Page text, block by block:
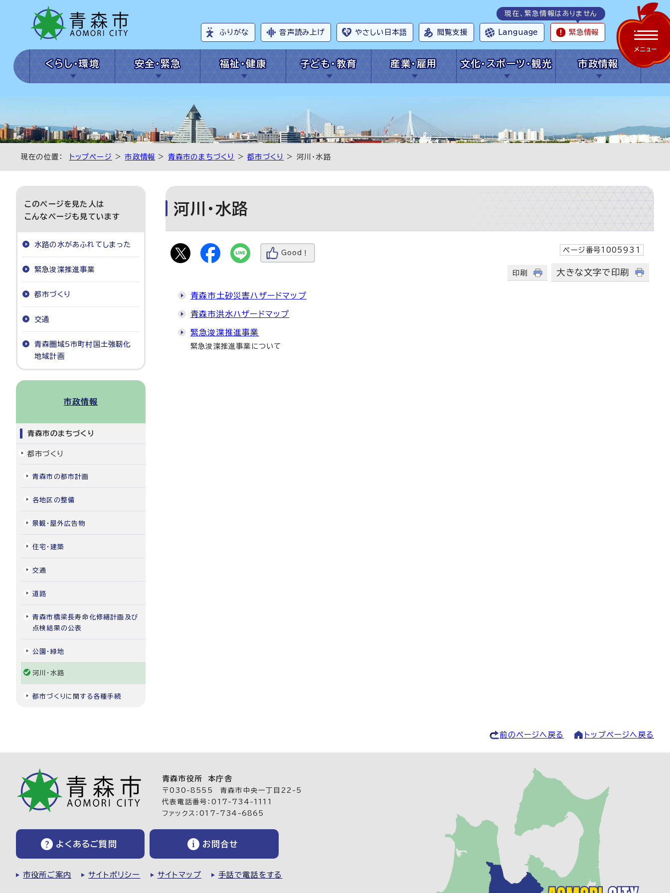
現在、緊急情報はありません
ふりがな 音声読み上げ やさしい日本語 閲覧支援 Language 緊急情報
メニュー
くらし・環境 安全・緊急 福祉・健康 子ども・教育 産業・雇用 文化・スポーツ・観光 市政情報
現在の位置： トップページ >市政情報 > 青森市のまちづくり >都市づくり > 河川・水路
河川・水路
Good！ ページ番号1005931
印刷 大きな文字で印刷
青森市土砂災害ハザードマップ
青森市洪水ハザードマップ
緊急浚渫推進事業
緊急浚渫推進事業について
このページを見た人は
こんなページも見ています
水路の水があふれてしまった
緊急浚渫推進事業
都市づくり
交通
青森圏域5市町村国土強靭化
地域計画
市政情報
青森市のまちづくり
都市づくり
青森市の都市計画
各地区の整備
景観・屋外広告物
住宅・建築
交通
道路
青森市橋梁長寿命化修繕計画及び
点検結果の公表
公園・緑地
河川・水路
都市づくりに関する各種手続
前のページへ戻る トップページへ戻る
青森市役所 本庁舎
〒030-8555 青森市中央一丁目22-5
代表電話番号：017-734-1111
ファックス：017-734-6865
よくあるご質問 お問合せ
市役所ご案内 サイトポリシー サイトマップ 手話で電話をする